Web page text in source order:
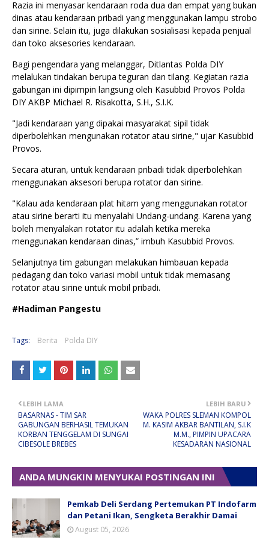
Razia ini menyasar kendaraan roda dua dan empat yang bukan
dinas atau kendaraan pribadi yang menggunakan lampu strobo
dan sirine. Selain itu, juga dilakukan sosialisasi kepada penjual
dan toko aksesories kendaraan.
Bagi pengendara yang melanggar, Ditlantas Polda DIY
melalukan tindakan berupa teguran dan tilang. Kegiatan razia
gabungan ini dipimpin langsung oleh Kasubbid Provos Polda
DIY AKBP Michael R. Risakotta, S.H., S.I.K.
"Jadi kendaraan yang dipakai masyarakat sipil tidak
diperbolehkan mengunakan rotator atau sirine," ujar Kasubbid
Provos.
Secara aturan, untuk kendaraan pribadi tidak diperbolehkan
menggunakan aksesori berupa rotator dan sirine.
"Kalau ada kendaraan plat hitam yang menggunakan rotator
atau sirine berarti itu menyalahi Undang-undang. Karena yang
boleh menyalakan rotator itu adalah ketika mereka
menggunakan kendaraan dinas,” imbuh Kasubbid Provos.
Selanjutnya tim gabungan melakukan himbauan kepada
pedagang dan toko variasi mobil untuk tidak memasang
rotator atau sirine untuk mobil pribadi.
#Hadiman Pangestu
Tags: Berita Polda DIY
LEBIH BARU
WAKA POLRES SLEMAN KOMPOL
M. KASIM AKBAR BANTILAN, S.I.K
M.M., PIMPIN UPACARA
KESADARAN NASIONAL
LEBIH LAMA
BASARNAS - TIM SAR
GABUNGAN BERHASIL TEMUKAN
KORBAN TENGGELAM DI SUNGAI
CIBESOLE BREBES
ANDA MUNGKIN MENYUKAI POSTINGAN INI
Pemkab Deli Serdang Pertemukan PT Indofarm
dan Petani Ikan, Sengketa Berakhir Damai
August 05, 2026